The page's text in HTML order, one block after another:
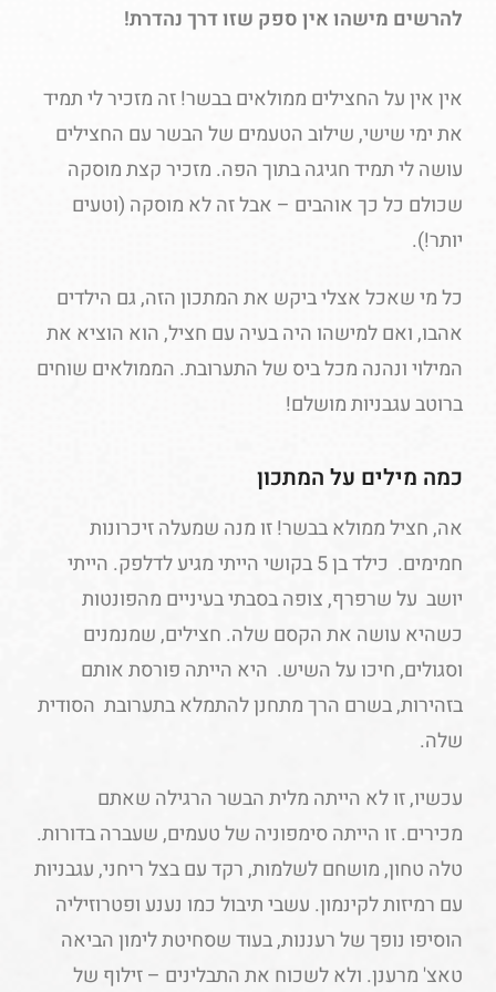
להרשים מישהו אין ספק שזו דרך נהדרת!
אין אין על החצילים ממולאים בבשר! זה מזכיר לי תמיד
את ימי שישי, שילוב הטעמים של הבשר עם החצילים
עושה לי תמיד חגיגה בתוך הפה. מזכיר קצת מוסקה
שכולם כל כך אוהבים – אבל זה לא מוסקה (וטעים
יותר!).
כל מי שאכל אצלי ביקש את המתכון הזה, גם הילדים
אהבו, ואם למישהו היה בעיה עם חציל, הוא הוציא את
המילוי ונהנה מכל ביס של התערובת. הממולאים שוחים
ברוטב עגבניות מושלם!
כמה מילים על המתכון
אה, חציל ממולא בבשר! זו מנה שמעלה זיכרונות
חמימים. כילד בן 5 בקושי הייתי מגיע לדלפק. הייתי
יושב על שרפרף, צופה בסבתי בעיניים מהפונטות
כשהיא עושה את הקסם שלה. חצילים, שמנמנים
וסגולים, חיכו על השיש. היא הייתה פורסת אותם
בזהירות, בשרם הרך מתחנן להתמלא בתערובת הסודית
שלה.
עכשיו, זו לא הייתה מלית הבשר הרגילה שאתם
מכירים. זו הייתה סימפוניה של טעמים, שעברה בדורות.
טלה טחון, מושחם לשלמות, רקד עם בצל ריחני, עגבניות
עם רמיזות לקינמון. עשבי תיבול כמו נענע ופטרוזיליה
הוסיפו נופך של רעננות, בעוד שסחיטת לימון הביאה
טאצ' מרענן. ולא לשכוח את התבלינים – זילוף של